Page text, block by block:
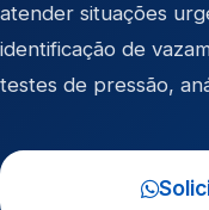
atender situações
identificação de
testes de pressão,